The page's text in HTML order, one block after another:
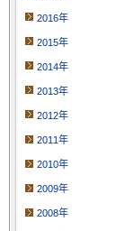
2016年
2015年
2014年
2013年
2012年
2011年
2010年
2009年
2008年